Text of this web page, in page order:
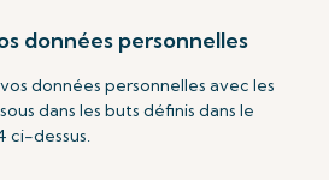
données personnelles
données personnelles avec les
dans les buts définis dans le
ci-dessus.